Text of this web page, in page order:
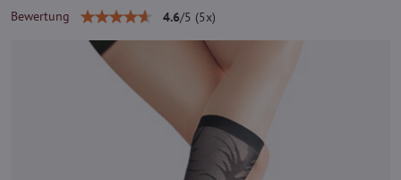
Bewertung 4.6/5 (5x)